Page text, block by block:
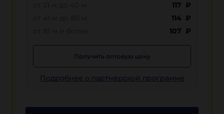
117 ₽
114 ₽
107 ₽
Получить оптовую цену
Подробнее о партнёрской программе